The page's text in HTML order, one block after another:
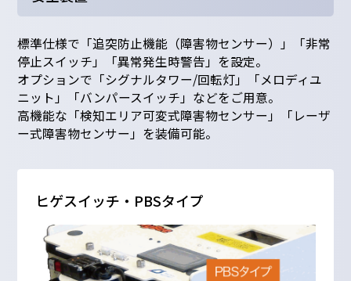
標準仕様で「追突防止機能（障害物センサー）」「非常
停止スイッチ」「異常発生時警告」を設定。
オプションで「シグナルタワー/回転灯」「メロディユ
ニット」「バンパースイッチ」などをご用意。
高機能な「検知エリア可変式障害物センサー」「レーザ
ー式障害物センサー」を装備可能。
ヒゲスイッチ・PBSタイプ